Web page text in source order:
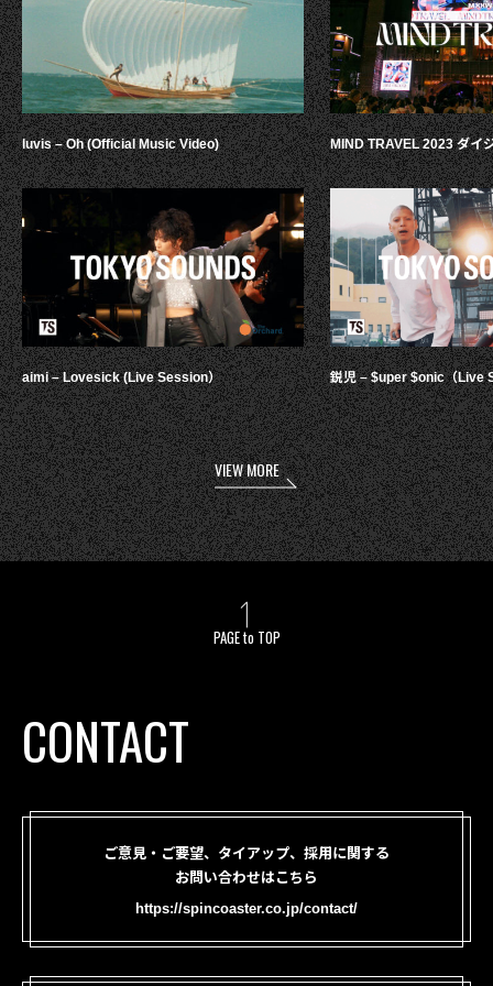
luvis – Oh (Official Music Video)
aimi – Lovesick (Live Session）
MIND TRAVEL 2023 ダイ
鋭児 – $uper $onic（Live
VIEW MORE
PAGE to TOP
CONTACT
ご意見・ご要望、タイアップ、採用に関する
お問い合わせはこちら
https://spincoaster.co.jp/contact/